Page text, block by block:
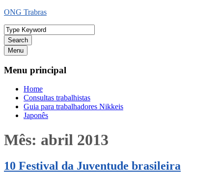
Ir
o
conteúdo
ONG Trabras
Search
Menu
Menu principal
Home
Consultas trabalhistas
Guia para trabalhadores Nikkeis
Japonês
Mês: abril 2013
10 Festival da Juventude brasileira